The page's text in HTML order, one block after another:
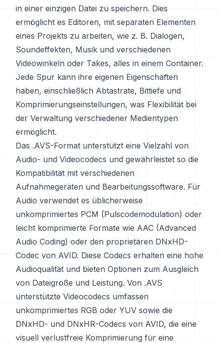
in einer einzigen Datei zu speichern. Dies
ermöglicht es Editoren, mit separaten Elementen
eines Projekts zu arbeiten, wie z. B. Dialogen,
Soundeffekten, Musik und verschiedenen
Videowinkeln oder Takes, alles in einem Container.
Jede Spur kann ihre eigenen Eigenschaften
haben, einschließlich Abtastrate, Bittiefe und
Komprimierungseinstellungen, was Flexibilität bei
der Verwaltung verschiedener Medientypen
ermöglicht.
Das .AVS-Format unterstützt eine Vielzahl von
Audio- und Videocodecs und gewährleistet so die
Kompatibilität mit verschiedenen
Aufnahmegeräten und Bearbeitungssoftware. Für
Audio verwendet es üblicherweise
unkomprimiertes PCM (Pulscodemodulation) oder
leicht komprimierte Formate wie AAC (Advanced
Audio Coding) oder den proprietären DNxHD-
Codec von AVID. Diese Codecs erhalten eine hohe
Audioqualität und bieten Optionen zum Ausgleich
von Dateigröße und Leistung. Von .AVS
unterstützte Videocodecs umfassen
unkomprimiertes RGB oder YUV sowie die
DNxHD- und DNxHR-Codecs von AVID, die eine
visuell verlustfreie Komprimierung für eine